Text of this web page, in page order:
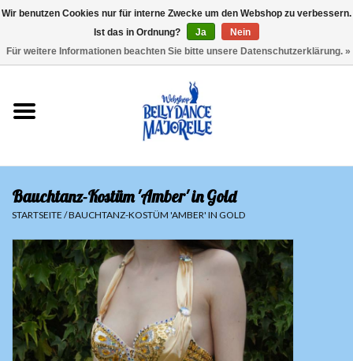
Sale
Sets
Oberteile
Röcke und Hosen
Hüfttücher
Schleier
Bauchtanz-Kostüm 'Amber' in Gold
STARTSEITE /BAUCHTANZ-KOSTÜM 'AMBER' IN GOLD
Wir benutzen Cookies nur für interne Zwecke um den Webshop zu verbessern.
Ist das in Ordnung?
Ja
Nein
Für weitere Informationen beachten Sie bitte unsere Datenschutzerklärung. »